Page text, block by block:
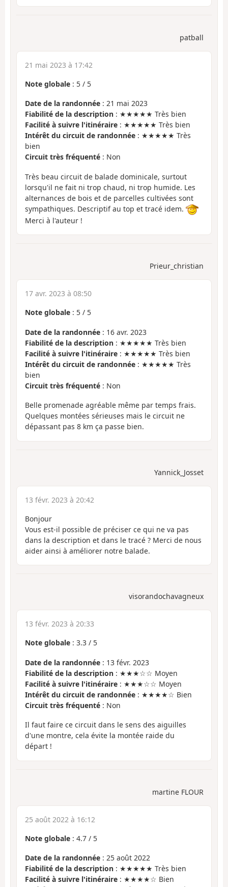
patball
21 mai 2023 à 17:42
Note globale : 5 / 5
Date de la randonnée : 21 mai 2023
Fiabilité de la description : ★★★★★ Très bien
Facilité à suivre l'itinéraire : ★★★★★ Très bien
Intérêt du circuit de randonnée : ★★★★★ Très
bien
Circuit très fréquenté : Non
Très beau circuit de balade dominicale, surtout
lorsqu'il ne fait ni trop chaud, ni trop humide. Les
alternances de bois et de parcelles cultivées sont
sympathiques. Descriptif au top et tracé idem.
Merci à l'auteur !
Prieur_christian
17 avr. 2023 à 08:50
Note globale : 5 / 5
Date de la randonnée : 16 avr. 2023
Fiabilité de la description : ★★★★★ Très bien
Facilité à suivre l'itinéraire : ★★★★★ Très bien
Intérêt du circuit de randonnée : ★★★★★ Très
bien
Circuit très fréquenté : Non
Belle promenade agréable même par temps frais.
Quelques montées sérieuses mais le circuit ne
dépassant pas 8 km ça passe bien.
Yannick_Josset
13 févr. 2023 à 20:42
Bonjour
Vous est-il possible de préciser ce qui ne va pas
dans la description et dans le tracé ? Merci de nous
aider ainsi à améliorer notre balade.
visorandochavagneux
13 févr. 2023 à 20:33
Note globale : 3.3 / 5
Date de la randonnée : 13 févr. 2023
Fiabilité de la description : ★★★☆☆ Moyen
Facilité à suivre l'itinéraire : ★★★☆☆ Moyen
Intérêt du circuit de randonnée : ★★★★☆ Bien
Circuit très fréquenté : Non
Il faut faire ce circuit dans le sens des aiguilles
d'une montre, cela évite la montée raide du
départ !
martine FLOUR
25 août 2022 à 16:12
Note globale : 4.7 / 5
Date de la randonnée : 25 août 2022
Fiabilité de la description : ★★★★★ Très bien
Facilité à suivre l'itinéraire : ★★★★☆ Bien